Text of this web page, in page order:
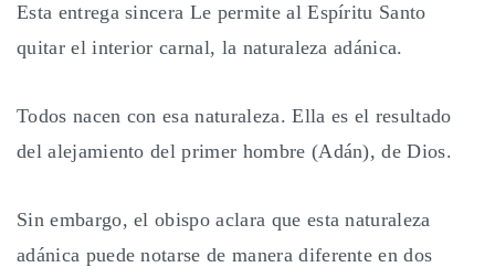
Esta entrega sincera Le permite al Espíritu Santo
quitar el interior carnal, la naturaleza adánica.
Todos nacen con esa naturaleza. Ella es el resultado
del alejamiento del primer hombre (Adán), de Dios.
Sin embargo, el obispo aclara que esta naturaleza
adánica puede notarse de manera diferente en dos